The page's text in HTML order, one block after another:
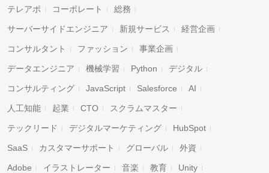
テレアポ コーポレート 総務
サーバーサイドエンジニア 新規サービス 経営企画
コンサルタント ファッション 事業企画
データエンジニア 機械学習 Python デジタル
コンサルティング JavaScript Salesforce AI
人工知能 起業 CTO スクラムマスター
テックリード デジタルマーケティング HubSpot
SaaS カスタマーサポート グローバル 外資
Adobe イラストレーター 音楽 教育 Unity